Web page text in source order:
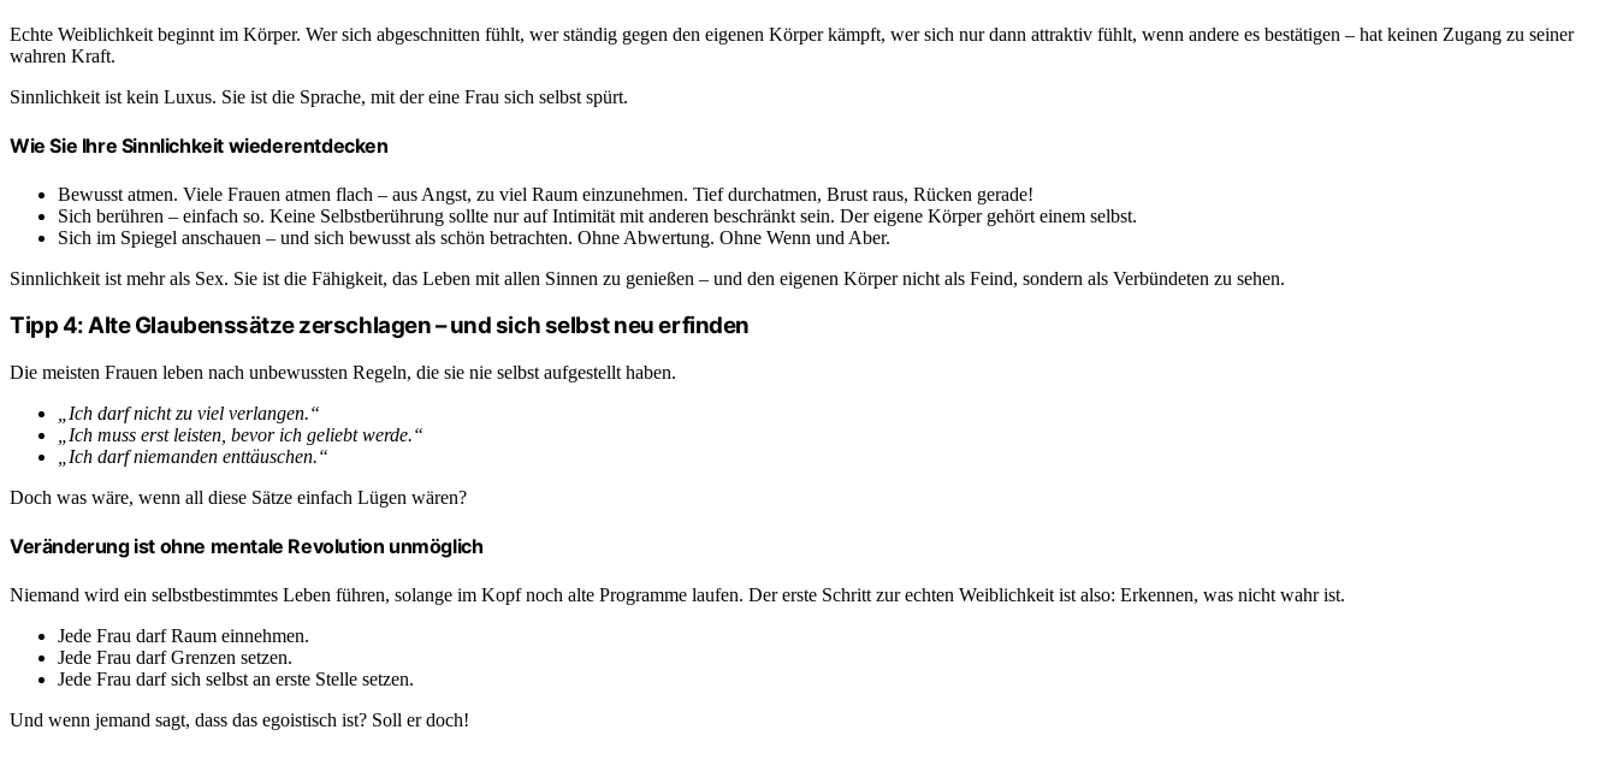
Echte Weiblichkeit beginnt im Körper. Wer sich abgeschnitten fühlt, wer ständig gegen den eigenen Körper kämpft, wer sich nur dann attraktiv fühlt, wenn andere es bestätigen – hat keinen Zugang zu seiner
wahren Kraft.
Sinnlichkeit ist kein Luxus. Sie ist die Sprache, mit der eine Frau sich selbst spürt.
Wie Sie Ihre Sinnlichkeit wiederentdecken
Bewusst atmen. Viele Frauen atmen flach – aus Angst, zu viel Raum einzunehmen. Tief durchatmen, Brust raus, Rücken gerade!
Sich berühren – einfach so. Keine Selbstberührung sollte nur auf Intimität mit anderen beschränkt sein. Der eigene Körper gehört einem selbst.
Sich im Spiegel anschauen – und sich bewusst als schön betrachten. Ohne Abwertung. Ohne Wenn und Aber.
Sinnlichkeit ist mehr als Sex. Sie ist die Fähigkeit, das Leben mit allen Sinnen zu genießen – und den eigenen Körper nicht als Feind, sondern als Verbündeten zu sehen.
Tipp 4: Alte Glaubenssätze zerschlagen – und sich selbst neu erfinden
Die meisten Frauen leben nach unbewussten Regeln, die sie nie selbst aufgestellt haben.
„Ich darf nicht zu viel verlangen.“
„Ich muss erst leisten, bevor ich geliebt werde.“
„Ich darf niemanden enttäuschen.“
Doch was wäre, wenn all diese Sätze einfach Lügen wären?
Veränderung ist ohne mentale Revolution unmöglich
Niemand wird ein selbstbestimmtes Leben führen, solange im Kopf noch alte Programme laufen. Der erste Schritt zur echten Weiblichkeit ist also: Erkennen, was nicht wahr ist.
Jede Frau darf Raum einnehmen.
Jede Frau darf Grenzen setzen.
Jede Frau darf sich selbst an erste Stelle setzen.
Und wenn jemand sagt, dass das egoistisch ist? Soll er doch!